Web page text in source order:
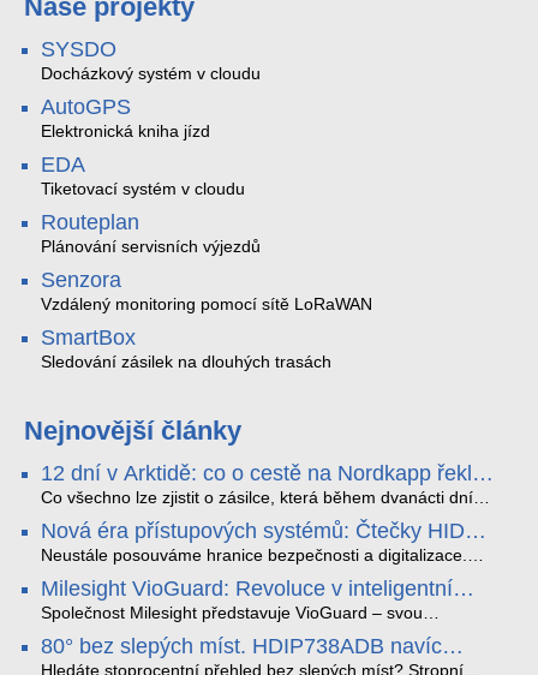
Naše projekty
SYSDO
Docházkový systém v cloudu
AutoGPS
Elektronická kniha jízd
EDA
Tiketovací systém v cloudu
Routeplan
Plánování servisních výjezdů
Senzora
Vzdálený monitoring pomocí sítě LoRaWAN
SmartBox
Sledování zásilek na dlouhých trasách
Nejnovější články
12 dní v Arktidě: co o cestě na Nordkapp řekla
data ze SMARTBOX 2 MAX
Co všechno lze zjistit o zásilce, která během dvanácti dní
projede Arktidou? SMARTBOX 2 MAX jsme vzali na trasu z
Tromsø přes Lofoty, Kirunu a finské Laponsko až na
Nordkapp. Bez jediného dobití, v mrazu až −13 °C a mimo
otřesy i náklon. Výsledkem není jen čára na mapě, ale
podrobný datový příběh celé cesty.
Nová éra přístupových systémů: Čtečky HID
Signo
Neustále posouváme hranice bezpečnosti a digitalizace.
v oblasti kontroly přístupu – moderní a vysoce univerzální
čtečky HID Signo.
Milesight VioGuard: Revoluce v inteligentní
detekci dopravních přestupků
Společnost Milesight představuje VioGuard – svou
dopravních přestupků. Tento systém, poháněný
sofistikovanými algoritmy umělé inteligence (AI), je navržen
80° bez slepých míst. HDIP738ADB navíc
Hledáte stoprocentní přehled bez slepých míst? Stropní